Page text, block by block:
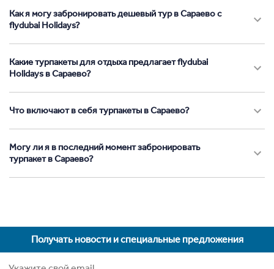
Как я могу забронировать дешевый тур в Сараево с
flydubai Holidays?
Какие турпакеты для отдыха предлагает flydubai
Holidays в Сараево?
Что включают в себя турпакеты в Сараево?
Могу ли я в последний момент забронировать
турпакет в Сараево?
Получать новости и специальные предложения